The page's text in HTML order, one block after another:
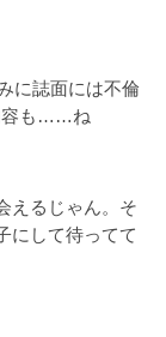
に誌面には不倫
容も……ね
えるじゃん。そ
にして待ってて